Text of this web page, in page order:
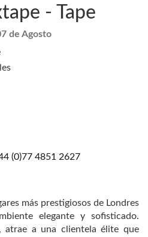
- Tape
de Agosto
(0)77 4851 2627
más prestigiosos de Londres
elegante y sofisticado.
atrae a una clientela élite que